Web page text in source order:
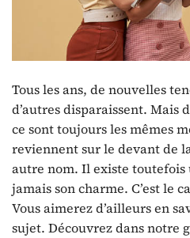
Tous les ans, de nouvelles
d’autres disparaissent. Mais
ce sont toujours les mêmes
reviennent sur le devant de
autre nom. Il existe toutefois
jamais son charme. C’est le
Vous aimerez d’ailleurs en
sujet. Découvrez dans notre